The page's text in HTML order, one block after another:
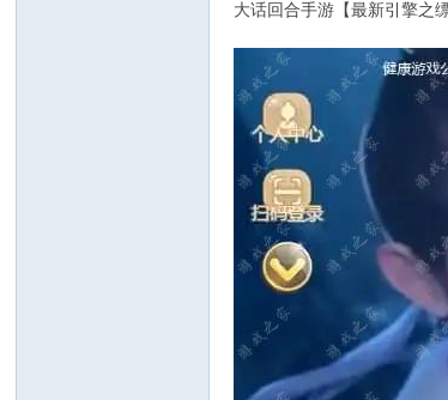
大话回合手游【最新引擎之